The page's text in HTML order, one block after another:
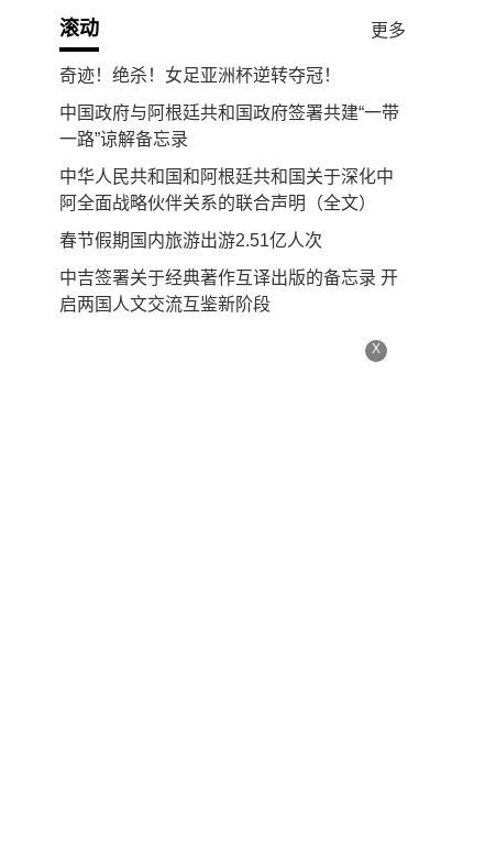
滚动 更多
奇迹！绝杀！女足亚洲杯逆转夺冠！
中国政府与阿根廷共和国政府签署共建“一带
一路”谅解备忘录
中华人民共和国和阿根廷共和国关于深化中
阿全面战略伙伴关系的联合声明（全文）
春节假期国内旅游出游2.51亿人次
中吉签署关于经典著作互译出版的备忘录 开
启两国人文交流互鉴新阶段
X